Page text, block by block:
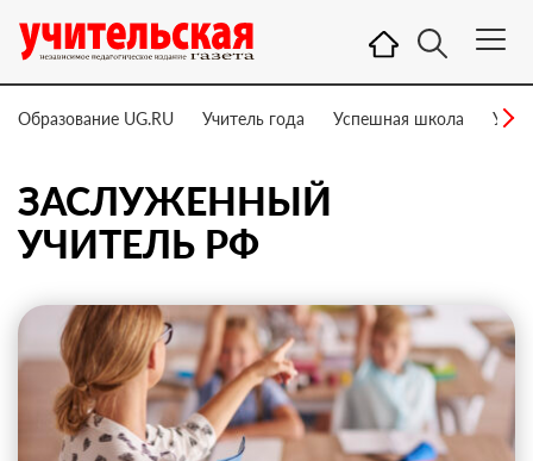
Образование UG.RU Учитель года Успешная школа
ЗАСЛУЖЕННЫЙ
УЧИТЕЛЬ РФ